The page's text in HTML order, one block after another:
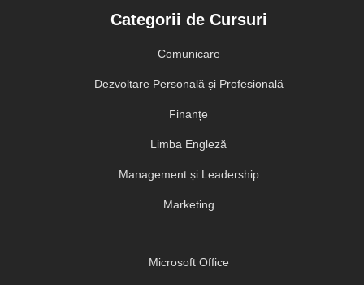
Categorii de Cursuri
Comunicare
Dezvoltare Personală și Profesională
Finanțe
Limba Engleză
Management și Leadership
Marketing
Microsoft Office